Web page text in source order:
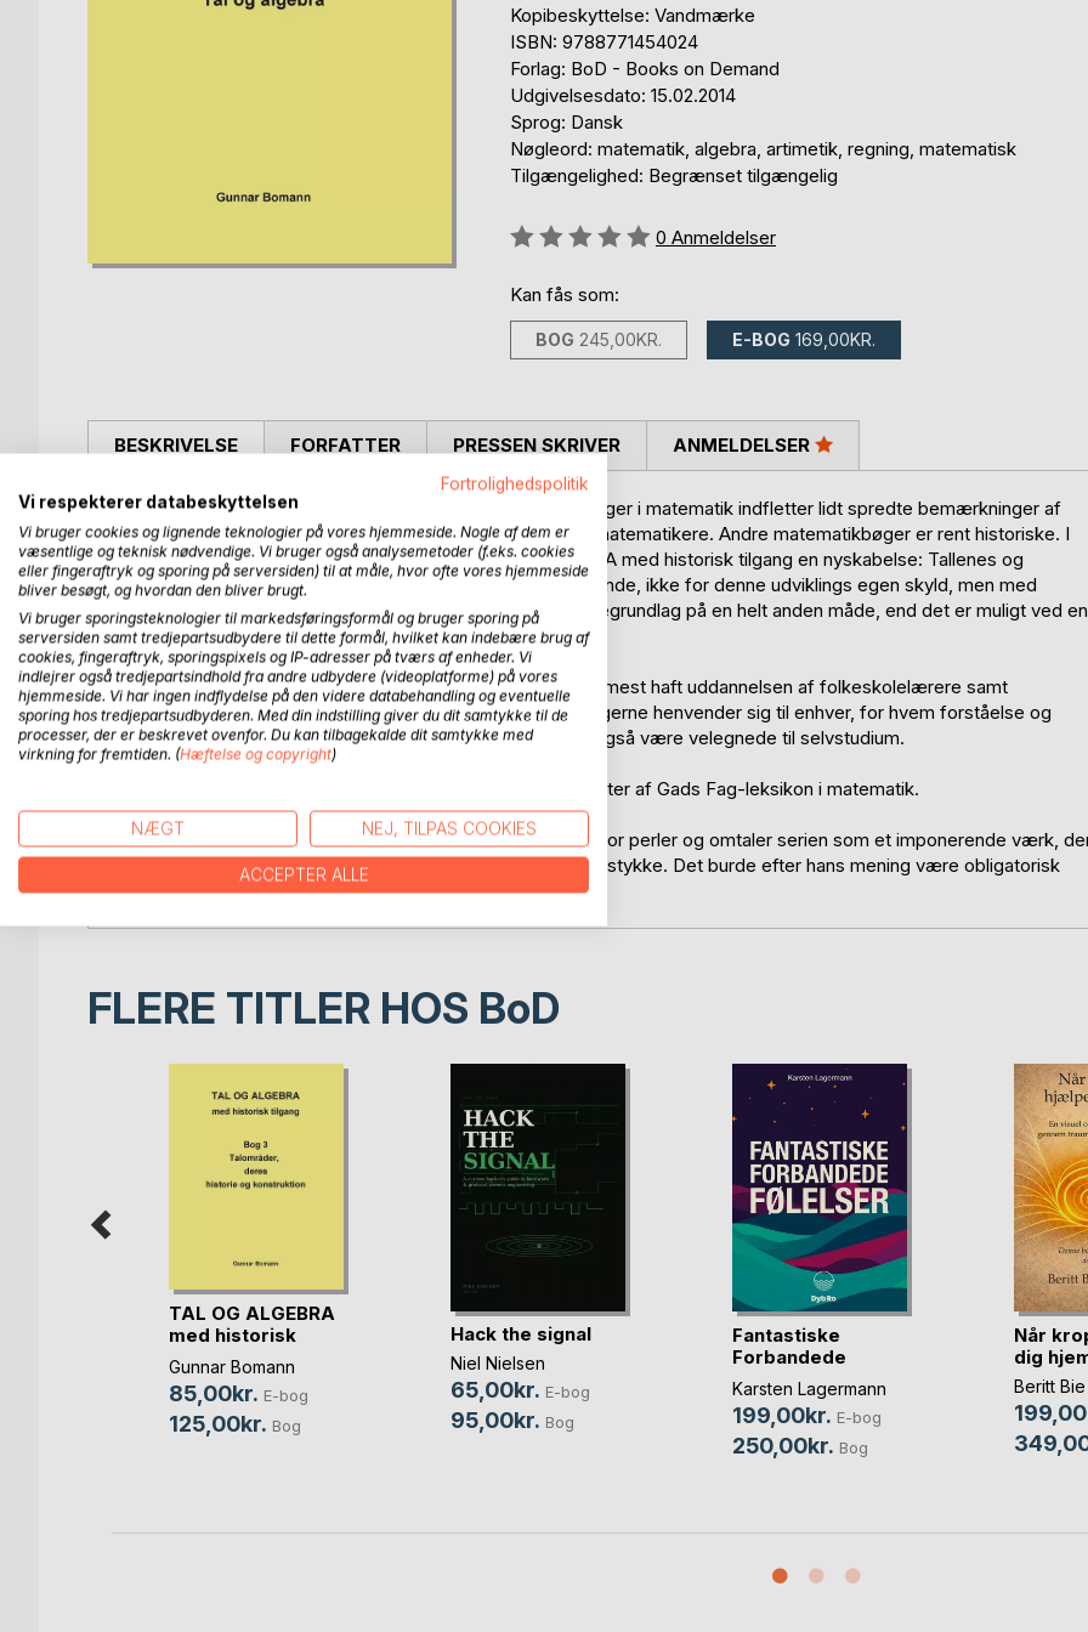
Kopibeskyttelse: Vandmærke
ISBN: 9788771454024
Forlag: BoD - Books on Demand
Udgivelsesdato: 15.02.2014
Sprog: Dansk
Nøgleord: matematik, algebra, artimetik, regning, matematisk
Tilgængelighed: Begrænset tilgængelig
Anmeldelse::
0 Anmeldelser
Kan fås som:
BOG 245,00KR. E-BOG 169,00KR.
BESKRIVELSE
Der har efterhånden udviklet sig en tradition for, at lærebøger i matematik indfletter lidt spredte bemærkninger af
matematikhistorisk karakter, specielt om fremtrædende matematikere. Andre matematikbøger er rent historiske. I
relation hertil udgør de tre bøger i serien TAL OG ALGEBRA med historisk tilgang en nyskabelse: Tallenes og
algebraens historiske udvikling behandles sammenhængende, ikke for denne udviklings egen skyld, men med
henblik på at give læseren indsigt i specielt algebraens idégrundlag på en helt anden måde, end det er muligt ved en
»tidløs fremstilling«.
Forfatteren har ved udarbejdelsen af serien først og fremmest haft uddannelsen af folkeskolelærere samt
efteruddannelsen af folkeskolelærere i tankerne. Men bøgerne henvender sig til enhver, for hvem forståelse og
indsigt er vigtigere end færdighed og rutine. Bøgerne vil også være velegnede til selvstudium.
I offentligheden er Gunnar Bomann mest kendt som forfatter af Gads Fag-leksikon i matematik.
Professor Allan C. Malmberg kalder de tre bøger i serien for perler og omtaler serien som et imponerende værk,
udgør et såvel fagligt som undervisnings-mæssigt mesterstykke. Det burde efter hans mening være obligatorisk
stof for enhver matematiklærer.
FORFATTER PRESSEN SKRIVER ANMELDELSER
FLERE TITLER HOS BoD
TAL OG ALGEBRA
med historisk
tilgang
Gunnar Bomann
85,00kr. E-bog
125,00kr. Bog
Hack the signal
Niel Nielsen
65,00kr. E-bog
95,00kr. Bog
Fantastiske
Forbandede
Følelser
Karsten Lagermann
199,00kr. E-bog
250,00kr. Bog
Når
dig
Beritt
Fortrolighedspolitik
Vi respekterer databeskyttelsen
Vi bruger cookies og lignende teknologier på vores hjemmeside. Nogle af dem er
væsentlige og teknisk nødvendige. Vi bruger også analysemetoder (f.eks. cookies
eller fingeraftryk og sporing på serversiden) til at måle, hvor ofte vores hjemmeside
bliver besøgt, og hvordan den bliver brugt.
Vi bruger sporingsteknologier til markedsføringsformål og bruger sporing på
serversiden samt tredjepartsudbydere til dette formål, hvilket kan indebære brug af
cookies, fingeraftryk, sporingspixels og IP-adresser på tværs af enheder. Vi
indlejrer også tredjepartsindhold fra andre udbydere (videoplatforme) på vores
hjemmeside. Vi har ingen indflydelse på den videre databehandling og eventuelle
sporing hos tredjepartsudbyderen. Med din indstilling giver du dit samtykke til de
processer, der er beskrevet ovenfor. Du kan tilbagekalde dit samtykke med
virkning for fremtiden. (Hæftelse og copyright)
NÆGT NEJ, TILPAS COOKIES
ACCEPTER ALLE